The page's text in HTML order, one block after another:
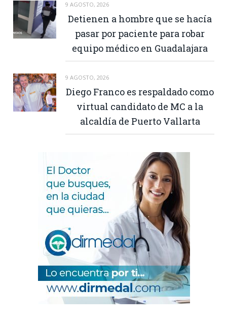
9 AGOSTO, 2026
Detienen a hombre que se hacía
pasar por paciente para robar
equipo médico en Guadalajara
9 AGOSTO, 2026
Diego Franco es respaldado como
virtual candidato de MC a la
alcaldía de Puerto Vallarta